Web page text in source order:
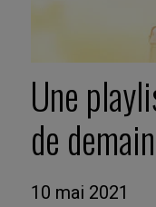
Une
de demain
10 mai 2021